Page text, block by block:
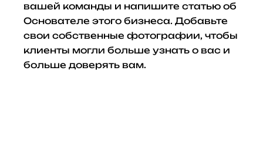
вашей команды и напишите статью об
Основателе этого бизнеса. Добавьте
свои собственные фотографии, чтобы
клиенты могли больше узнать о вас и
больше доверять вам.